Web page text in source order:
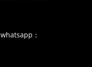
whatsapp：